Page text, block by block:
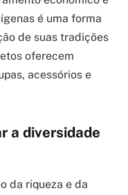
é uma forma
de suas tradições
oferecem
acessórios e
a diversidade
da riqueza e da